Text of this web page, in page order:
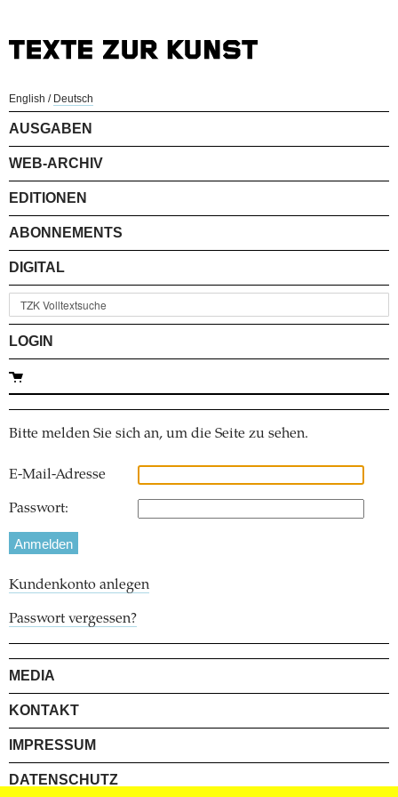
English / Deutsch
AUSGABEN
WEB-ARCHIV
EDITIONEN
ABONNEMENTS
DIGITAL
LOGIN
Bitte melden Sie sich an, um die Seite zu sehen.
E-Mail-Adresse
Passwort:
Kundenkonto anlegen
Passwort vergessen?
MEDIA
KONTAKT
IMPRESSUM
DATENSCHUTZ